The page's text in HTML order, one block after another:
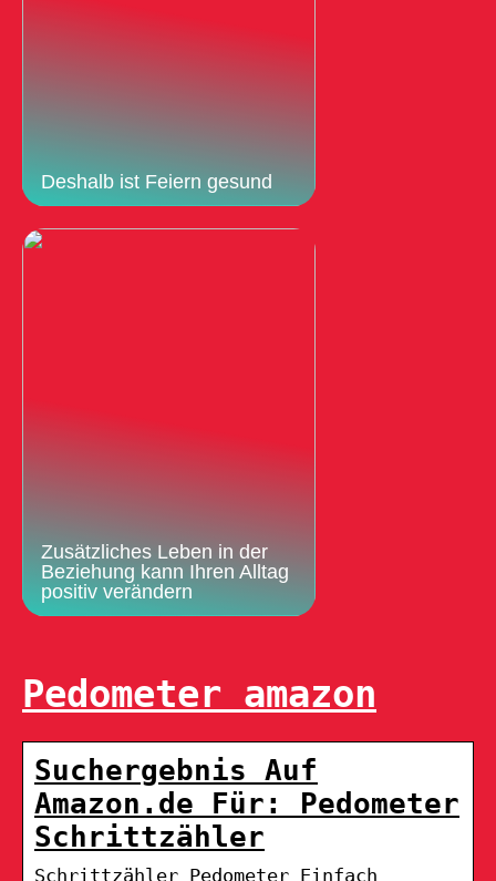
Deshalb ist Feiern gesund
Zusätzliches Leben in der
Beziehung kann Ihren Alltag
positiv verändern
Pedometer amazon
Suchergebnis Auf
Amazon.de Für: Pedometer
Schrittzähler
Schrittzähler Pedometer Einfach